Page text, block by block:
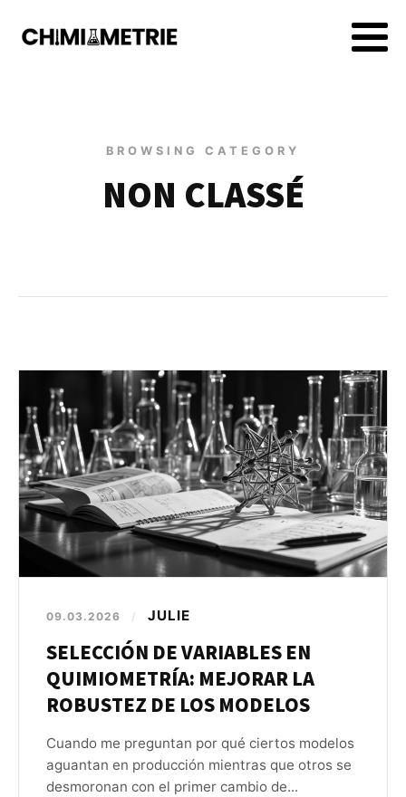
BROWSING CATEGORY
NON CLASSÉ
09.03.2026 / JULIE
SELECCIÓN DE VARIABLES EN
QUIMIOMETRÍA: MEJORAR LA
ROBUSTEZ DE LOS MODELOS
Cuando me preguntan por qué ciertos modelos
aguantan en producción mientras que otros se
desmoronan con el primer cambio de...